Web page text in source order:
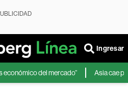
Ingresar
del mercado” Asia cae por